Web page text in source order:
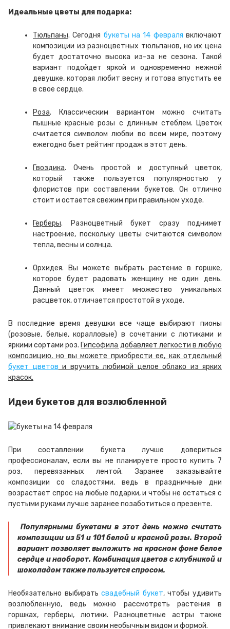
Идеальные цветы для подарка:
Тюльпаны. Сегодня букеты на 14 февраля включают
композиции из разноцветных тюльпанов, но их цена
будет достаточно высока из-за не сезона. Такой
вариант подойдет яркой и одновременно нежной
девушке, которая любит весну и готова впустить ее
в свое сердце.
Роза. Классическим вариантом можно считать
пышные красные розы с длинным стеблем. Цветок
считается символом любви во всем мире, поэтому
ежегодно бьет рейтинг продаж в этот день.
Гвоздика. Очень простой и доступный цветок,
который также пользуется популярностью у
флористов при составлении букетов. Он отлично
стоит и остается свежим при правильном уходе.
Герберы. Разноцветный букет сразу поднимет
настроение, поскольку цветы считаются символом
тепла, весны и солнца.
Орхидея. Вы можете выбрать растение в горшке,
которое будет радовать женщину не один день.
Данный цветок имеет множество уникальных
расцветок, отличается простотой в уходе.
В последние время девушки все чаще выбирают пионы
(розовые, белые, коралловые) в сочетании с лютиками и
яркими сортами роз. Гипсофила добавляет легкости в любую
композицию, но вы можете приобрести ее, как отдельный
букет цветов и вручить любимой целое облако из ярких
красок.
Идеи букетов для возлюбленной
При составлении букета лучше довериться
профессионалам, если вы не планируете просто купить 7
роз, перевязанных лентой. Заранее заказывайте
композиции со сладостями, ведь в праздничные дни
возрастает спрос на любые подарки, и чтобы не остаться с
пустыми руками лучше заранее позаботиться о презенте.
Популярными букетами в этот день можно считать
композиции из 51 и 101 белой и красной розы. Второй
вариант позволяет выложить на красном фоне белое
сердце и наоборот. Комбинация цветов с клубникой и
шоколадом также пользуется спросом.
Необязательно выбиратьсвадебный букет, чтобы удивить
возлюбленную, ведь можно рассмотреть растения в
горшках, герберы, лютики. Разноцветные астры также
привлекают внимание своим необычным видом и формой.